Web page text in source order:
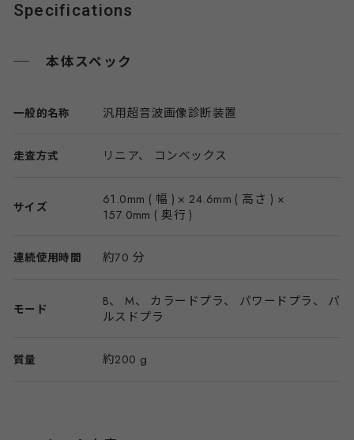
Specifications
本体スペック
一般的名称 汎用超音波画像診断装置
走査方式 リニア、 コンベックス
サイズ
61.0mm ( 幅 ) × 24.6mm ( 高さ ) ×
157.0mm ( 奥行 )
連続使用時間 約70 分
モード
B、 M、 カラードプラ、 パワードプラ、 パ
ルスドプラ
質量 約200 g